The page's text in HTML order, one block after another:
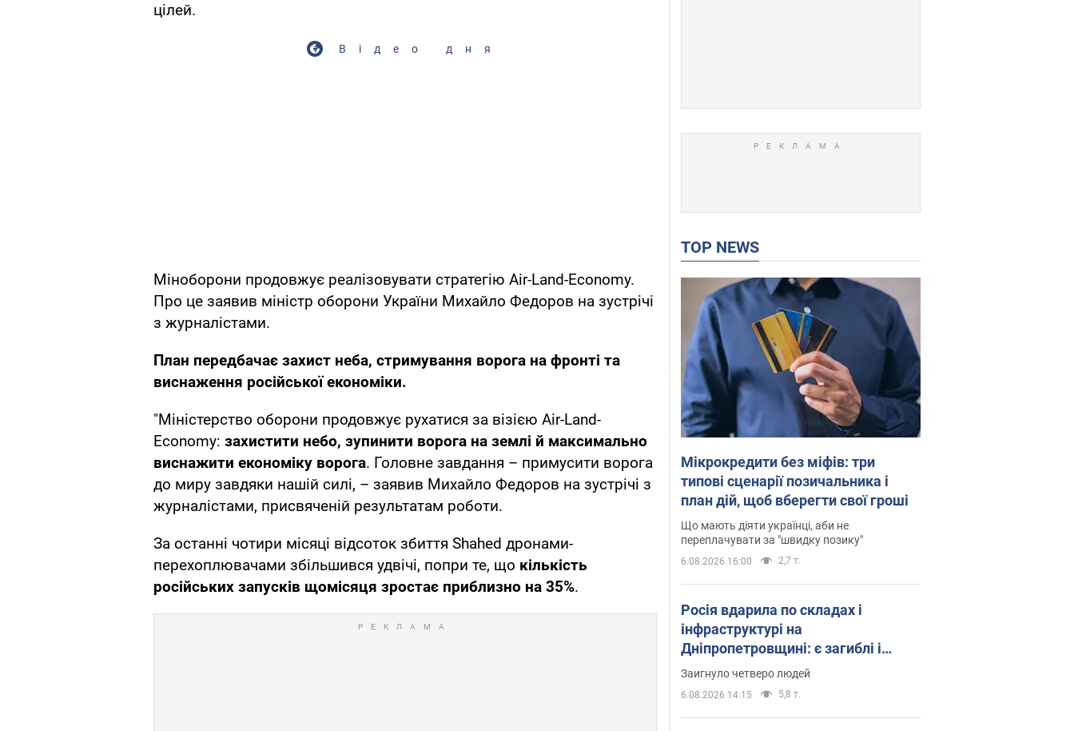
цілей.
Відео дня
Міноборони продовжує реалізовувати стратегію Air-Land-Economy.
Про це заявив міністр оборони України Михайло Федоров на зустрічі
з журналістами.
План передбачає захист неба, стримування ворога на фронті та
виснаження російської економіки.
"Міністерство оборони продовжує рухатися за візією Air-Land-
Economy: захистити небо, зупинити ворога на землі й максимально
виснажити економіку ворога. Головне завдання – примусити ворога
до миру завдяки нашій силі, – заявив Михайло Федоров на зустрічі з
журналістами, присвяченій результатам роботи.
За останні чотири місяці відсоток збиття Shahed дронами-
перехоплювачами збільшився удвічі, попри те, що кількість
російських запусків щомісяця зростає приблизно на 35%.
TOP NEWS
Мікрокредити без міфів: три
типові сценарії позичальника і
план дій, щоб вберегти свої гроші
Що мають діяти українці, аби не
переплачувати за "швидку позику"
6.08.2026 16:00 2,7 т.
Росія вдарила по складах і
інфраструктурі на
Дніпропетровщині: є загиблі і
поранені. Фото
Заигнуло четверо людей
6.08.2026 14:15 5,8 т.